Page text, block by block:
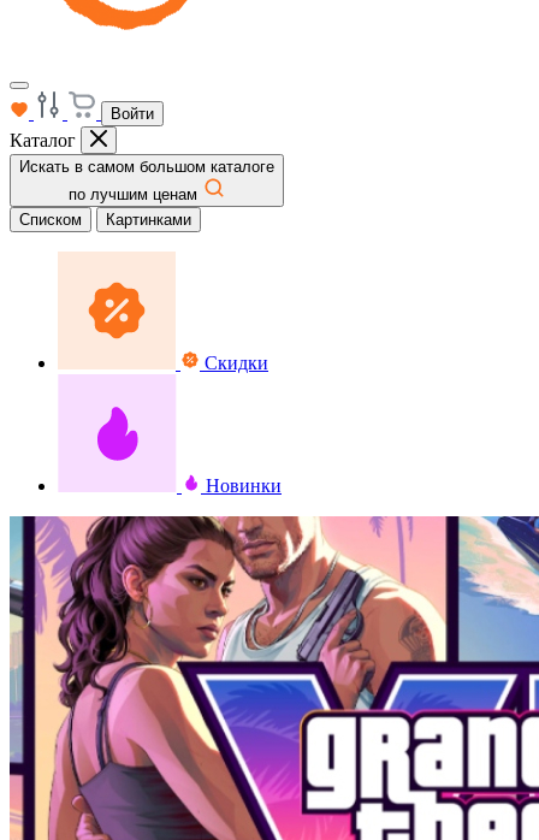
Войти
Каталог
Искать в самом большом каталоге
по лучшим ценам
Списком
Картинками
Скидки
Новинки